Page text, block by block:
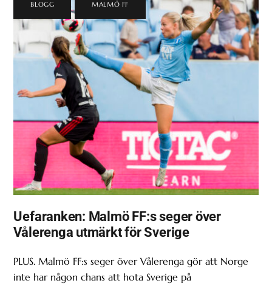
BLOGG MALMÖ FF
Uefaranken: Malmö FF:s seger över
Vålerenga utmärkt för Sverige
PLUS. Malmö FF:s seger över Vålerenga gör att Norge
inte har någon chans att hota Sverige på